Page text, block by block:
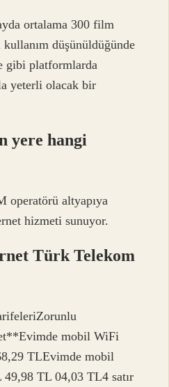
ortalama 300 film
düşünüldüğünde
gibi platformlarda
yeterli olacak bir
yere hangi
operatörü altyapıya
hizmeti sunuyor.
Türk Telekom
mobil WiFi
TLEvimde mobil
TL 04,03 TL4 satır